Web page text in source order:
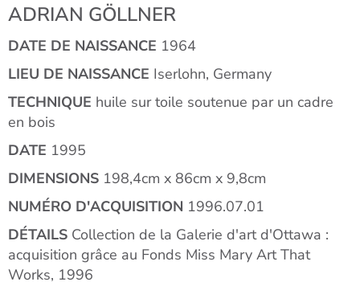
ADRIAN GÖLLNER
DATE DE NAISSANCE 1964
LIEU DE NAISSANCE Iserlohn, Germany
TECHNIQUE huile sur toile soutenue par un cadre
en bois
DATE 1995
DIMENSIONS 198,4cm x 86cm x 9,8cm
NUMÉRO D'ACQUISITION 1996.07.01
DÉTAILS Collection de la Galerie d'art d'Ottawa :
acquisition grâce au Fonds Miss Mary Art That
Works, 1996